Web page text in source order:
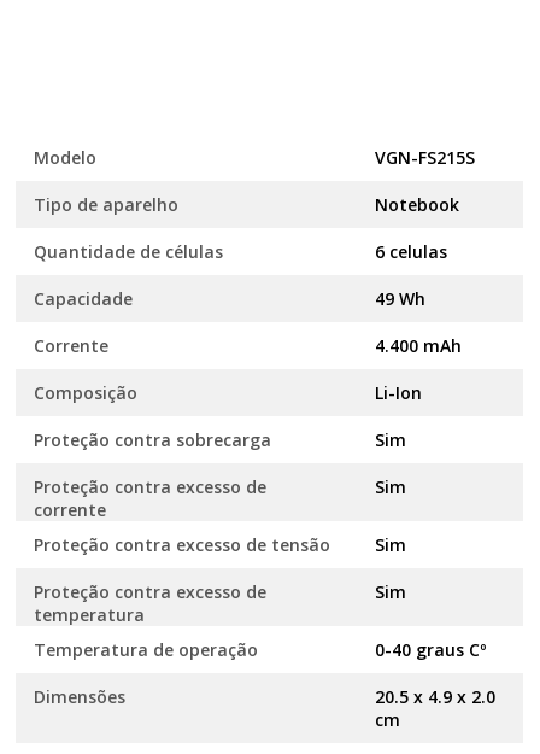
Modelo VGN-FS215S
Tipo de aparelho Notebook
Quantidade de células 6 celulas
Capacidade 49 Wh
Corrente 4.400 mAh
Composição Li-Ion
Proteção contra sobrecarga Sim
Proteção contra excesso de
corrente
Sim
Proteção contra excesso de tensão Sim
Proteção contra excesso de
temperatura
Sim
Temperatura de operação 0-40 graus Cº
Dimensões
20.5 x 4.9 x 2.0
cm